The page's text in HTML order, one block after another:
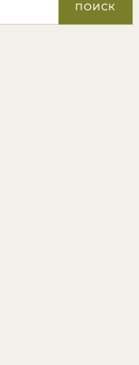
ПОИСК